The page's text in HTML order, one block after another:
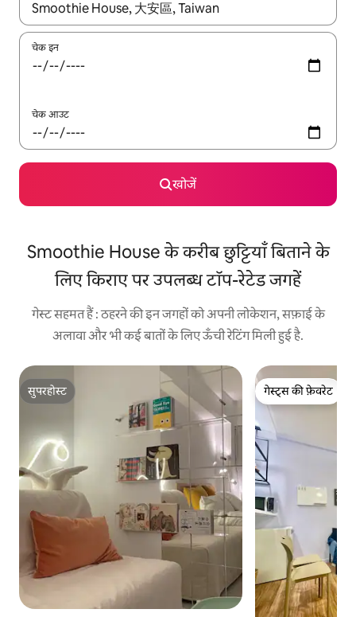
नतीजों के उपलब्ध होने पर, अप और डाउन 'ऐरो की' का इस्तेमाल करके नेविगेट
चेक इन
चेक आउट
खोजें
Smoothie House के करीब छुट्टियाँ बिताने के
लिए किराए पर उपलब्ध टॉप-रेटेड जगहें
गेस्ट सहमत हैं : ठहरने की इन जगहों को अपनी लोकेशन, सफ़ाई के
अलावा और भी कई बातों के लिए ऊँची रेटिंग मिली हुई है.
सुपरहोस्ट
सुपरहोस्ट
गेस्ट्स की फ़ेवरेट
गेस्ट्स की फ़ेवरेट